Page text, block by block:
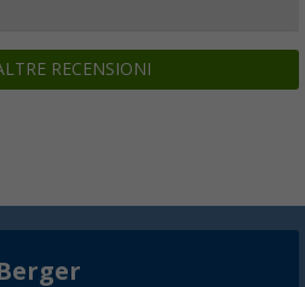
RECENSIONI